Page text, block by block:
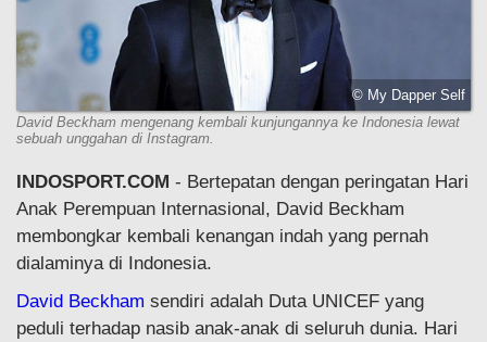
© My Dapper Self
David Beckham mengenang kembali kunjungannya ke Indonesia lewat
sebuah unggahan di Instagram.
INDOSPORT.COM - Bertepatan dengan peringatan Hari
Anak Perempuan Internasional, David Beckham
membongkar kembali kenangan indah yang pernah
dialaminya di Indonesia.
David Beckham sendiri adalah Duta UNICEF yang
peduli terhadap nasib anak-anak di seluruh dunia. Hari